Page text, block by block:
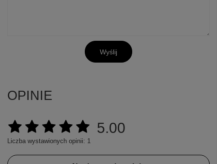
Wyślij
OPINIE
5.00
Liczba wystawionych opinii: 1